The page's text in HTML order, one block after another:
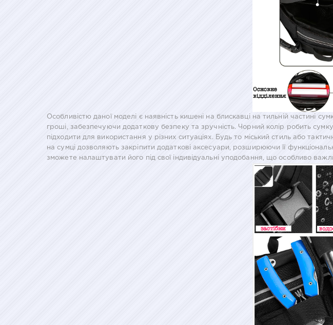
Особливістю даної моделі є наявність кишені на блискавці на тильній частині
гроші, забезпечуючи додаткову безпеку та зручність. Чорний колір робить
підходити для використання у різних ситуаціях. Будь то міський стиль або
на сумці дозволяють закріпити додаткові аксесуари, розширюючи її
зможете налаштувати його під свої індивідуальні уподобання, що особливо